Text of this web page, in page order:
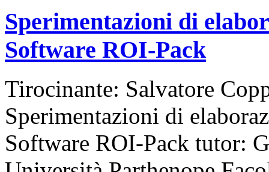
Sperimentazioni di
Software ROI-Pack
Tirocinante: Salvatore
Sperimentazioni di
Software ROI-Pack tutor: